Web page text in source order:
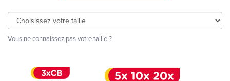
Vous ne connaissez pas votre taille ?